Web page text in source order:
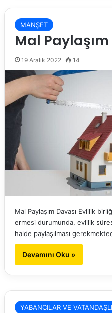
MANŞET
Mal Paylaşım
19 Aralık 2022 14
Mal Paylaşım Davası Evlilik
ermesi durumunda, evlilik
halde paylaşılması
Devamını Oku »
YABANCILAR VE